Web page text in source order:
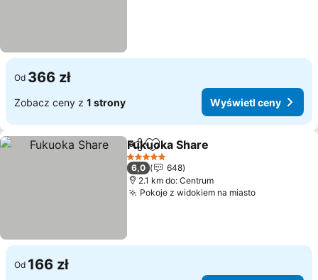
Od 366 zł
Zobacz ceny z 1 strony Wyświetl ceny
Udostępnij
Dodaj do ulubionych
Fukuoka Share
5 Kategoria
6,0
648
2.1 km do: Centrum
Pokoje z widokiem na miastoWyświetl
Od 166 zł